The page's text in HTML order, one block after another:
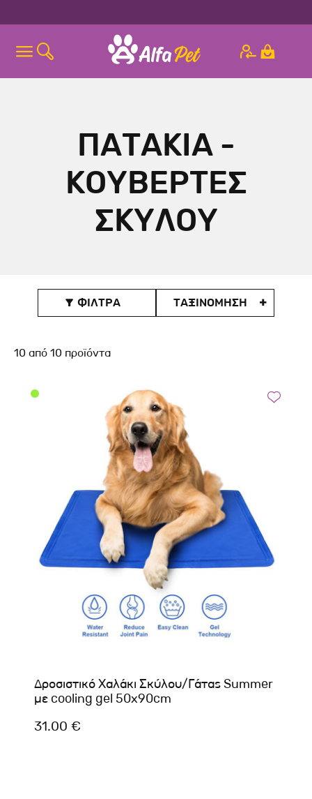
ΠΑΤΑΚΙΑ -
ΚΟΥΒΕΡΤΕΣ
ΣΚΥΛΟΥ
 ΦΙΛΤΡΑ ΤΑΞΙΝOΜΗΣΗ
10από10 προϊόντα
Δροσιστικό Χαλάκι Σκύλου/Γάτας Summer
με cooling gel 50x90cm
31.00 €